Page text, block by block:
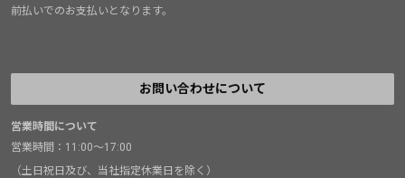
前払いでのお支払いとなります。
お問い合わせについて
営業時間について
営業時間：11:00～17:00
（土日祝日及び、当社指定休業日を除く）